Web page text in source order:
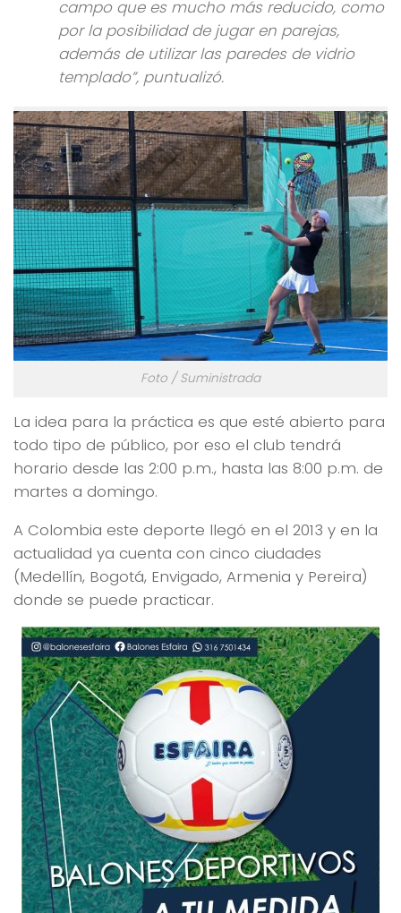
campo que es mucho más reducido, como
por la posibilidad de jugar en parejas,
además de utilizar las paredes de vidrio
templado”, puntualizó.
Foto / Suministrada
La idea para la práctica es que esté abierto para
todo tipo de público, por eso el club tendrá
horario desde las 2:00 p.m., hasta las 8:00 p.m. de
martes a domingo.
A Colombia este deporte llegó en el 2013 y en la
actualidad ya cuenta con cinco ciudades
(Medellín, Bogotá, Envigado, Armenia y Pereira)
donde se puede practicar.